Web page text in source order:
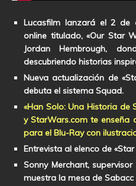
Lucasfilm lanzará el 2 de
online titulado, «Our Star
Jordan Hembrough,
descubriendo historias
Nueva actualización de
debuta el sistema Squad.
«Han Solo: Una Historia de
y StarWars.com te enseña
para el Blu-Ray con
Entrevista al elenco de
Sonny Merchant,
muestra la mesa de Sabacc